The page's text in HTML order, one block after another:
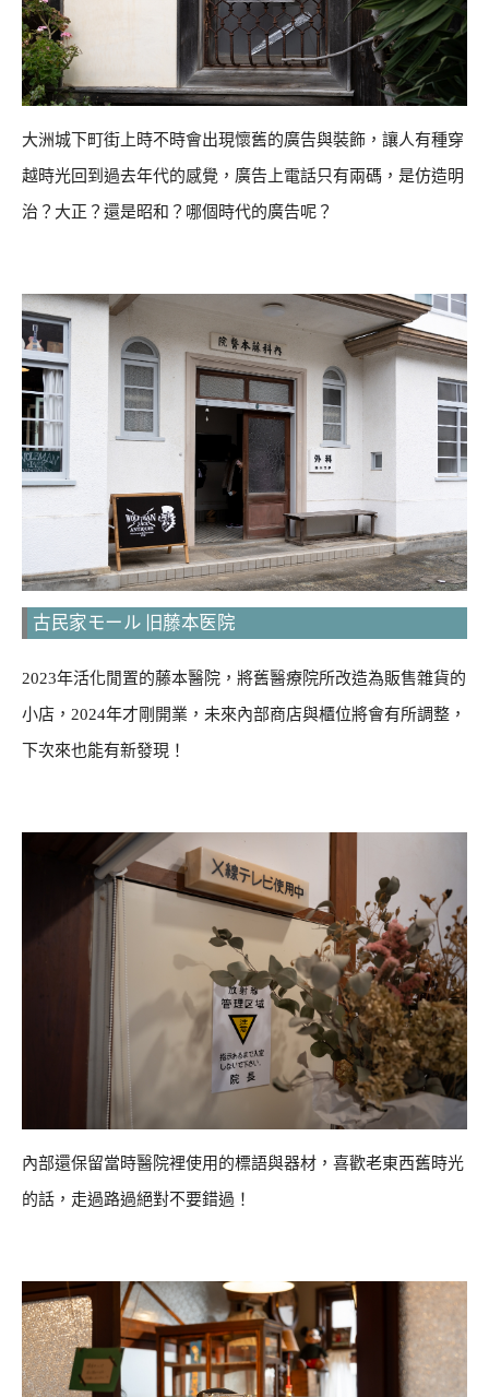
大洲城下町街上時不時會出現懷舊的廣告與裝飾，讓人有種穿
越時光回到過去年代的感覺，廣告上電話只有兩碼，是仿造明
治？大正？還是昭和？哪個時代的廣告呢？
古民家モール 旧藤本医院
2023年活化閒置的藤本醫院，將舊醫療院所改造為販售雜貨的
小店，2024年才剛開業，未來內部商店與櫃位將會有所調整，
下次來也能有新發現！
內部還保留當時醫院裡使用的標語與器材，喜歡老東西舊時光
的話，走過路過絕對不要錯過！